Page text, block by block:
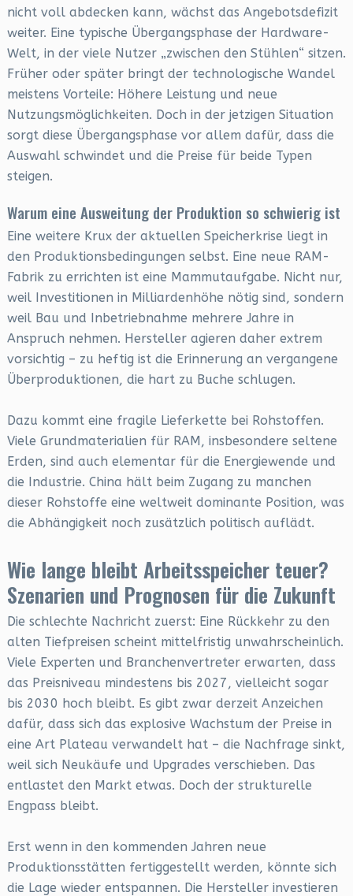
nicht voll abdecken kann, wächst das Angebotsdefizit
weiter. Eine typische Übergangsphase der Hardware-
Welt, in der viele Nutzer „zwischen den Stühlen“ sitzen.
Früher oder später bringt der technologische Wandel
meistens Vorteile: Höhere Leistung und neue
Nutzungsmöglichkeiten. Doch in der jetzigen Situation
sorgt diese Übergangsphase vor allem dafür, dass die
Auswahl schwindet und die Preise für beide Typen
steigen.
Warum eine Ausweitung der Produktion so schwierig ist
Eine weitere Krux der aktuellen Speicherkrise liegt in
den Produktionsbedingungen selbst. Eine neue RAM-
Fabrik zu errichten ist eine Mammutaufgabe. Nicht nur,
weil Investitionen in Milliardenhöhe nötig sind, sondern
weil Bau und Inbetriebnahme mehrere Jahre in
Anspruch nehmen. Hersteller agieren daher extrem
vorsichtig – zu heftig ist die Erinnerung an vergangene
Überproduktionen, die hart zu Buche schlugen.
Dazu kommt eine fragile Lieferkette bei Rohstoffen.
Viele Grundmaterialien für RAM, insbesondere seltene
Erden, sind auch elementar für die Energiewende und
die Industrie. China hält beim Zugang zu manchen
dieser Rohstoffe eine weltweit dominante Position, was
die Abhängigkeit noch zusätzlich politisch auflädt.
Wie lange bleibt Arbeitsspeicher teuer?
Szenarien und Prognosen für die Zukunft
Die schlechte Nachricht zuerst: Eine Rückkehr zu den
alten Tiefpreisen scheint mittelfristig unwahrscheinlich.
Viele Experten und Branchenvertreter erwarten, dass
das Preisniveau mindestens bis 2027, vielleicht sogar
bis 2030 hoch bleibt. Es gibt zwar derzeit Anzeichen
dafür, dass sich das explosive Wachstum der Preise in
eine Art Plateau verwandelt hat – die Nachfrage sinkt,
weil sich Neukäufe und Upgrades verschieben. Das
entlastet den Markt etwas. Doch der strukturelle
Engpass bleibt.
Erst wenn in den kommenden Jahren neue
Produktionsstätten fertiggestellt werden, könnte sich
die Lage wieder entspannen. Die Hersteller investieren